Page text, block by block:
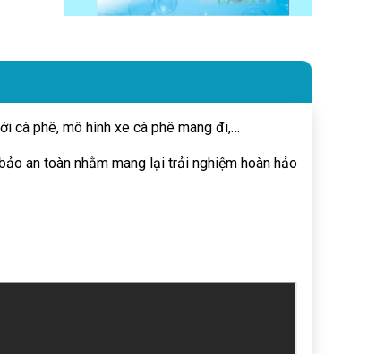
cà phê, mô hình xe cà phê mang đi,…
an toàn nhằm mang lại trải nghiệm hoàn hảo